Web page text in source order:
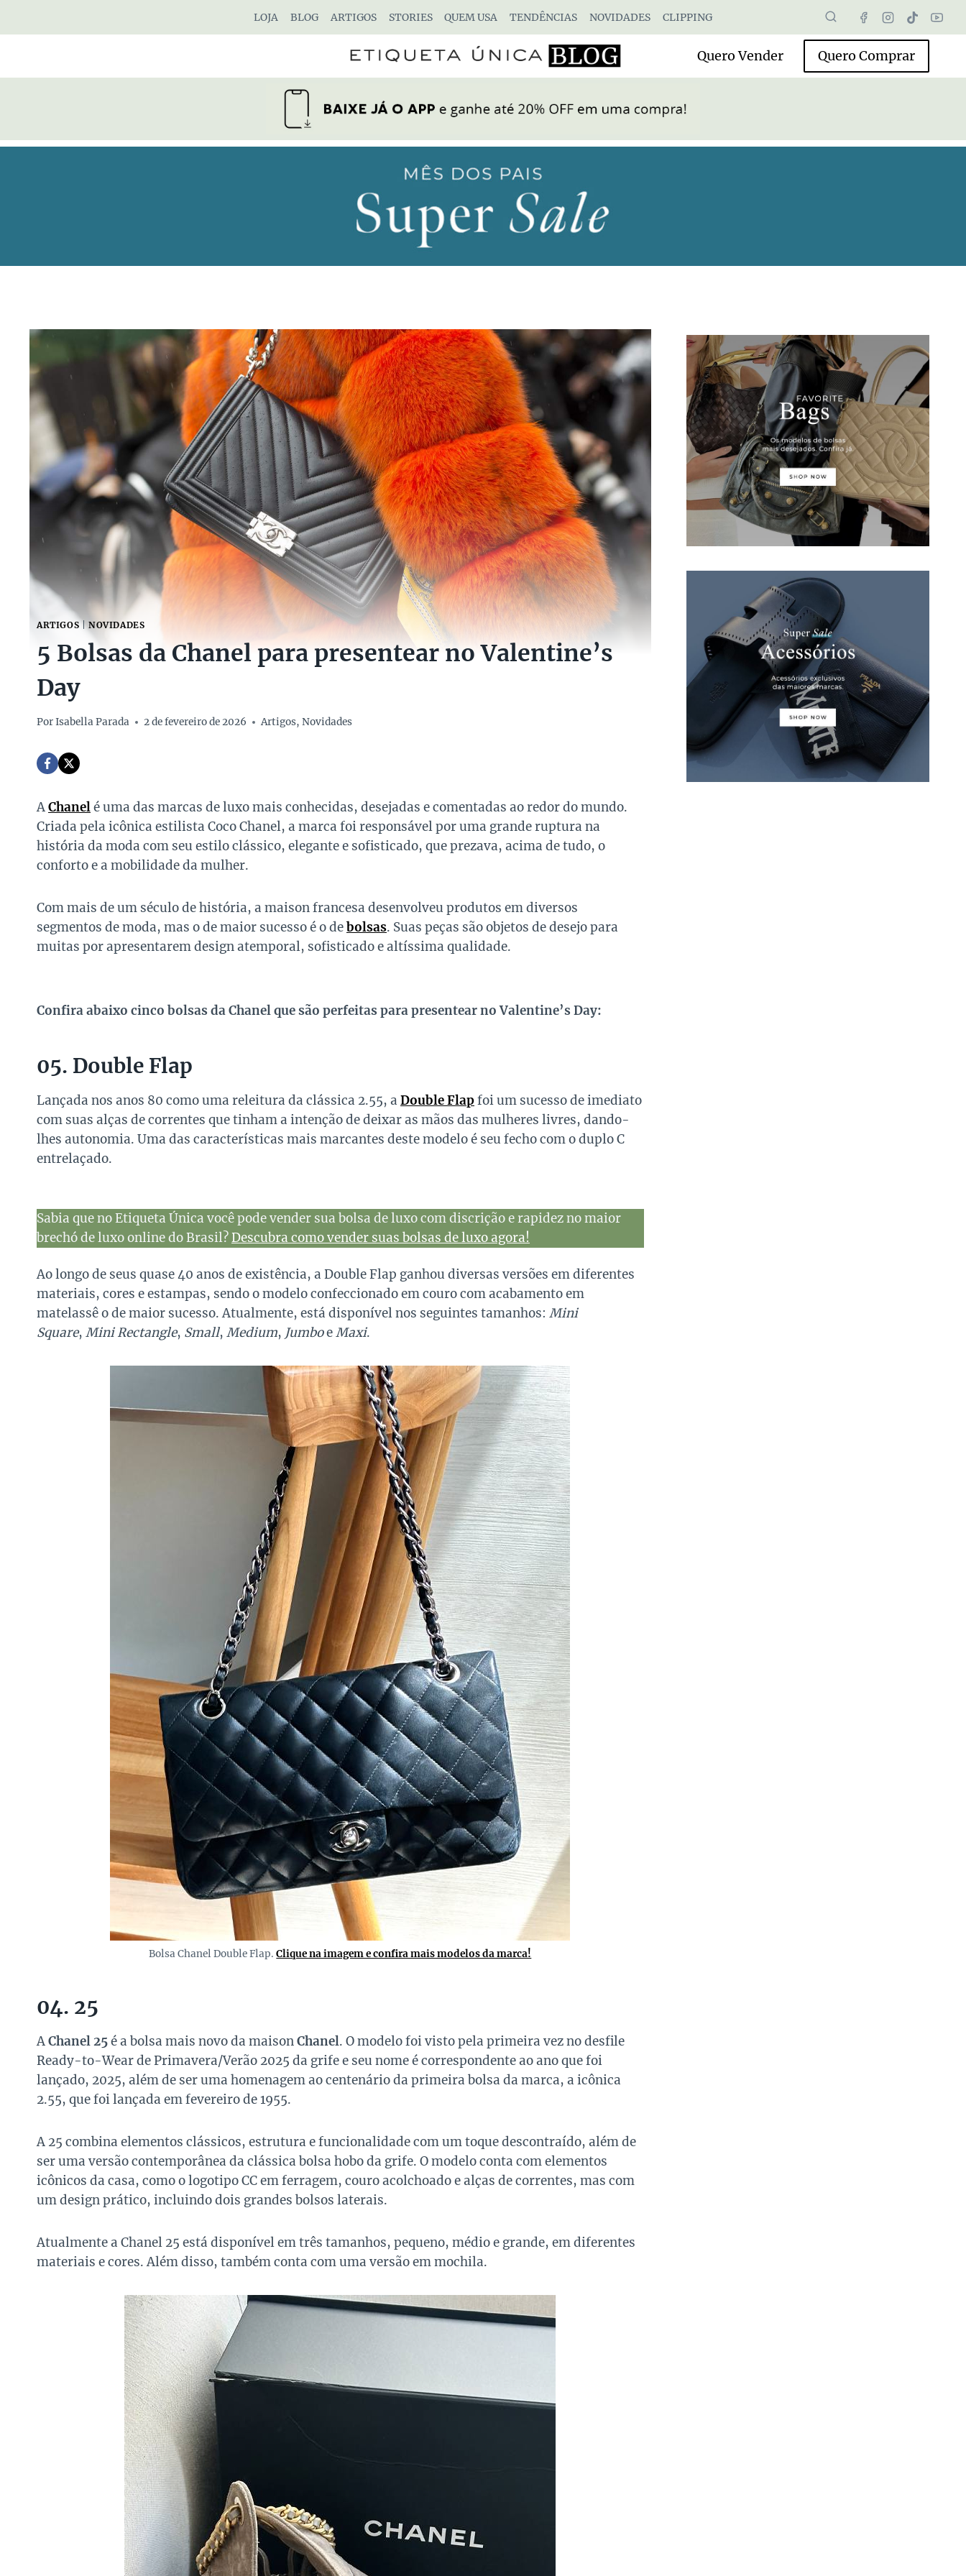
LOJA BLOG ARTIGOS STORIES QUEM USA TENDÊNCIAS NOVIDADES CLIPPING
Quero Vender Quero Comprar
ARTIGOS | NOVIDADES
5 Bolsas da Chanel para presentear no Valentine’s
Day
PorIsabella Parada 2 de fevereiro de 2026 Artigos,Novidades
AChanelé uma das marcas de luxo mais conhecidas, desejadas e comentadas ao redor do mundo.
Criada pela icônica estilista Coco Chanel, a marca foi responsável por uma grande ruptura na
história da moda com seu estilo clássico, elegante e sofisticado, que prezava, acima de tudo, o
conforto e a mobilidade da mulher.
Com mais de um século de história, a maison francesa desenvolveu produtos em diversos
segmentos de moda, mas o de maior sucesso é o debolsas. Suas peças são objetos de desejo para
muitas por apresentarem design atemporal, sofisticado e altíssima qualidade.
Confira abaixo cinco bolsas da Chanel que são perfeitas para presentear no Valentine’s Day:
05. Double Flap
Lançada nos anos 80 como uma releitura da clássica 2.55, a Double Flapfoi um sucesso de imediato
com suas alças de correntes que tinham a intenção de deixar as mãos das mulheres livres, dando-
lhes autonomia. Uma das características mais marcantes deste modelo é seu fecho com o duplo C
entrelaçado.
Sabia que no Etiqueta Única você pode vender sua bolsa de luxo com discrição e rapidez no maior
brechó de luxo online do Brasil?Descubra como vender suas bolsas de luxo agora!
Ao longo de seus quase 40 anos de existência, a Double Flap ganhou diversas versões em diferentes
materiais, cores e estampas, sendo o modelo confeccionado em couro com acabamento em
matelassê o de maior sucesso. Atualmente, está disponível nos seguintes tamanhos: Mini
Square, Mini Rectangle, Small, Medium, JumboeMaxi.
Bolsa Chanel Double Flap.Clique na imagem e confira mais modelos da marca!
04. 25
AChanel 25é a bolsa mais novo da maisonChanel. O modelo foi visto pela primeira vez no desfile
Ready-to-Wear de Primavera/Verão 2025 da grife e seu nome é correspondente ao ano que foi
lançado, 2025, além de ser uma homenagem ao centenário da primeira bolsa da marca, a icônica
2.55, que foi lançada em fevereiro de 1955.
A 25 combina elementos clássicos, estrutura e funcionalidade com um toque descontraído, além de
ser uma versão contemporânea da clássica bolsa hobo da grife. O modelo conta com elementos
icônicos da casa, como o logotipo CC em ferragem, couro acolchoado e alças de correntes, mas com
um design prático, incluindo dois grandes bolsos laterais.
Atualmente a Chanel 25 está disponível em três tamanhos, pequeno, médio e grande, em diferentes
materiais e cores. Além disso, também conta com uma versão em mochila.